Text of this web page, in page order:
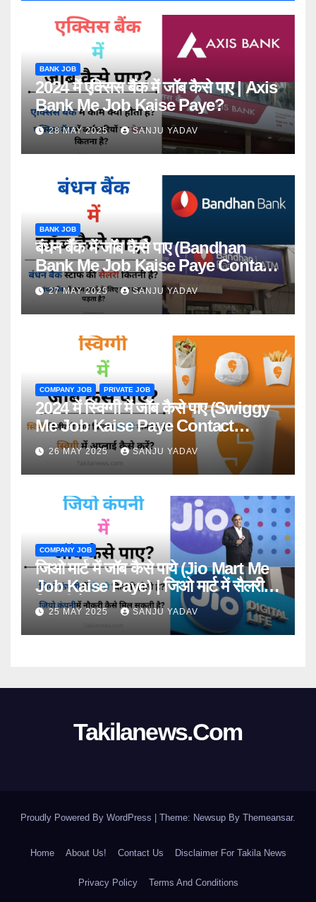
BANK JOB
2024 में एक्सिस बैंक में जॉब कैसे पाए | Axis
Bank Me Job Kaise Paye?
28 MAY 2025 SANJU YADAV
BANK JOB
बंधन बैंक में जॉब कैसे पाए (Bandhan
Bank Me Job Kaise Paye Contact
Number)
27 MAY 2025 SANJU YADAV
COMPANY JOB PRIVATE JOB
2024 में स्विग्गी में जॉब कैसे पाए (Swiggy
Me Job Kaise Paye Contact
Number)
26 MAY 2025 SANJU YADAV
COMPANY JOB
जिओ मार्ट में जॉब कैसे पाये (Jio Mart Me
Job Kaise Paye) | जिओ मार्ट में सैलरी
कितनी है? (Jiomart Mai Salary Kitni
Hai)25 MAY 2025 SANJU YADAV
Takilanews.com
Proudly Powered By WordPress Theme: Newsup By Themeansar.
Home About Us! Contact Us Disclaimer For Takila News
Privacy Policy Terms And Conditions